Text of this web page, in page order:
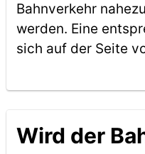
Bahnverkehr
werden. Eine
sich auf der Seite
Wird der